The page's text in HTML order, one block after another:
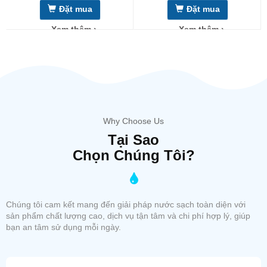
Đặt mua
Xem thêm ›
Đặt mua
Xem thêm ›
Why Choose Us
Tại Sao
Chọn Chúng Tôi?
Chúng tôi cam kết mang đến giải pháp nước sạch toàn diện với
sản phẩm chất lượng cao, dịch vụ tận tâm và chi phí hợp lý, giúp
bạn an tâm sử dụng mỗi ngày.